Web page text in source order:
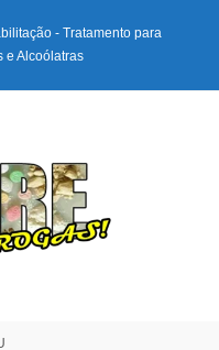
- Tratamento para
e Alcoólatras